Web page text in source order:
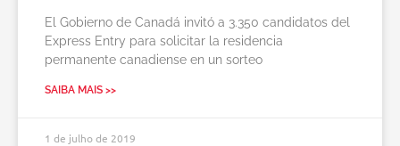
El Gobierno de Canadá invitó a 3.350 candidatos del
Express Entry para solicitar la residencia
permanente canadiense en un sorteo
SAIBA MAIS >>
1 de julho de 2019